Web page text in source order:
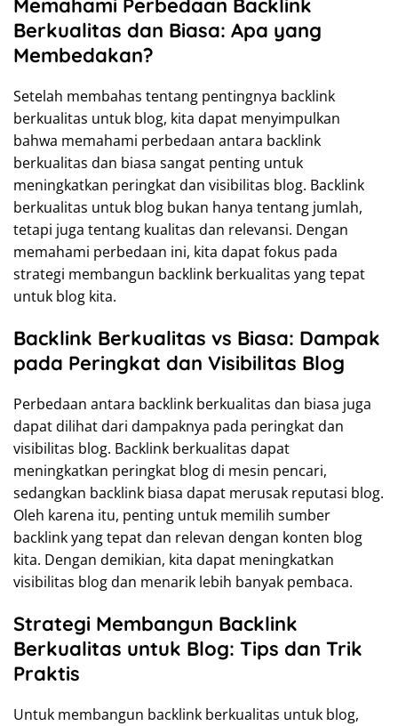
Memahami Perbedaan Backlink
Berkualitas dan Biasa: Apa yang
Membedakan?
Setelah membahas tentang pentingnya backlink
berkualitas untuk blog, kita dapat menyimpulkan
bahwa memahami perbedaan antara backlink
berkualitas dan biasa sangat penting untuk
meningkatkan peringkat dan visibilitas blog. Backlink
berkualitas untuk blog bukan hanya tentang jumlah,
tetapi juga tentang kualitas dan relevansi. Dengan
memahami perbedaan ini, kita dapat fokus pada
strategi membangun backlink berkualitas yang tepat
untuk blog kita.
Backlink Berkualitas vs Biasa: Dampak
pada Peringkat dan Visibilitas Blog
Perbedaan antara backlink berkualitas dan biasa juga
dapat dilihat dari dampaknya pada peringkat dan
visibilitas blog. Backlink berkualitas dapat
meningkatkan peringkat blog di mesin pencari,
sedangkan backlink biasa dapat merusak reputasi blog.
Oleh karena itu, penting untuk memilih sumber
backlink yang tepat dan relevan dengan konten blog
kita. Dengan demikian, kita dapat meningkatkan
visibilitas blog dan menarik lebih banyak pembaca.
Strategi Membangun Backlink
Berkualitas untuk Blog: Tips dan Trik
Praktis
Untuk membangun backlink berkualitas untuk blog,